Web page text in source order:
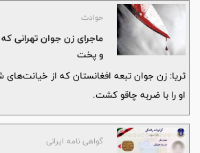
حوادث
ماجرای زن جوان تهرانی
و پخت
ثریا: زن جوان تبعه افغانستان که از
او را با ضربه چاقو کشت.
گواهی نامه ایرانی